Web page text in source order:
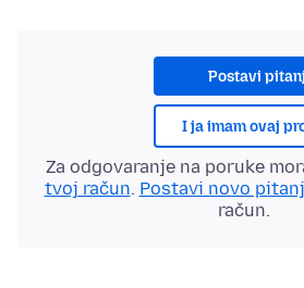
Postavi
I ja imam ovaj
Za odgovaranje na poruke
tvoj račun. Postavi novo
račun.